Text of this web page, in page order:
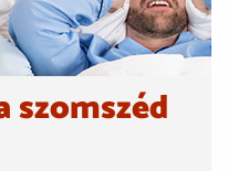
szomszéd